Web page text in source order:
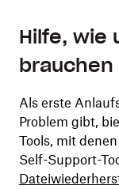
Hilfe, wie
brauchen
Als erste
Problem gibt,
Tools, mit
Self-Support-